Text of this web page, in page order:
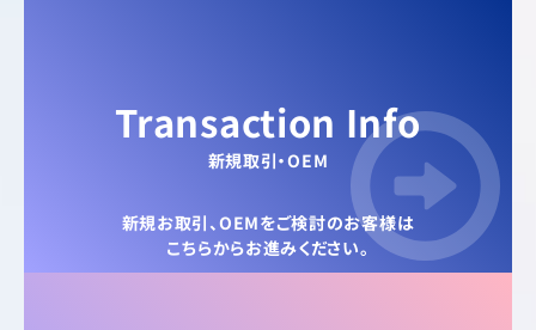
Transaction Info
新規取引・OEM
新規お取引、OEMをご検討のお客様は
こちらからお進みください。